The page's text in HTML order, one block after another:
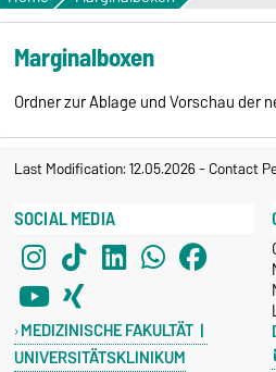
Marginalboxen
Ordner zur Ablage und Vorschau der
Last Modification: 12.05.2026-Contact
SOCIAL MEDIA
MEDIZINISCHE FAKULTÄT |
UNIVERSITÄTSKLINIKUM